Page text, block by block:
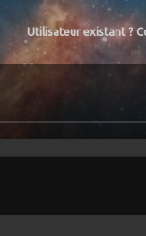
Utilisateur existant ?